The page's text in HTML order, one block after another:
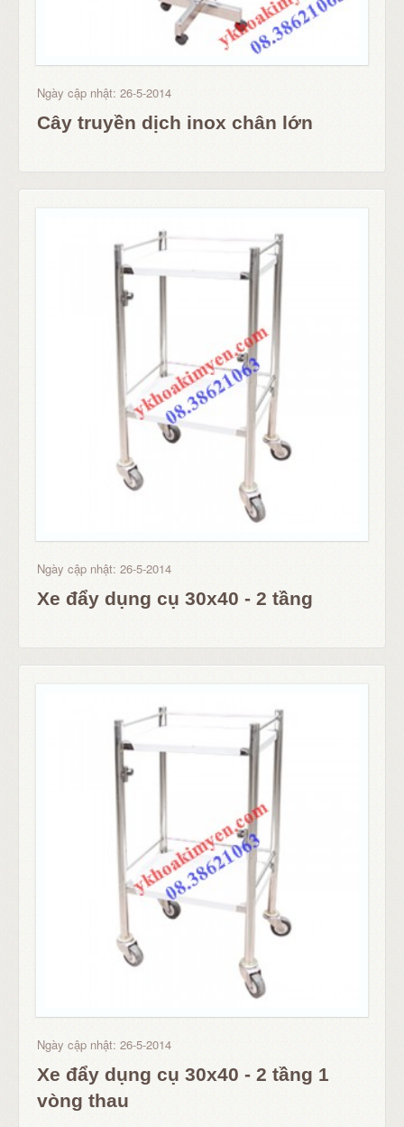
Ngày cập nhật: 26-5-2014
Cây truyền dịch inox chân lớn
Ngày cập nhật: 26-5-2014
Xe đẩy dụng cụ 30x40 - 2 tầng
Ngày cập nhật: 26-5-2014
Xe đẩy dụng cụ 30x40 - 2 tầng 1
vòng thau